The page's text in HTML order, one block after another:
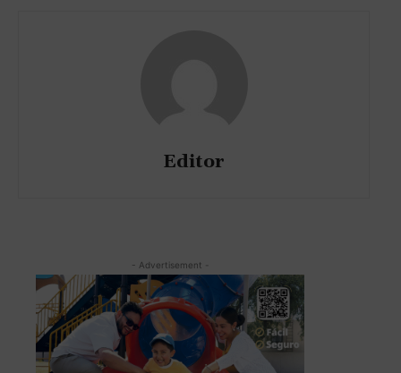
Editor
- Advertisement -